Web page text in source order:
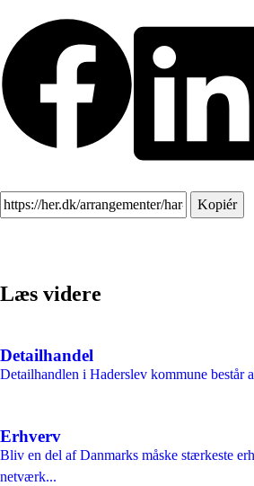
Kopiér
Læs videre
Detailhandel
Detailhandlen i Haderslev kommune består
Erhverv
Bliv en del af Danmarks måske stærkeste
netværk...